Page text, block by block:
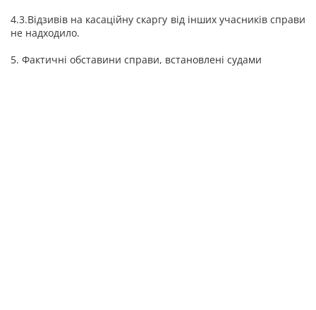
4.3.Відзивів на касаційну скаргу від інших учасників справи
не надходило.
5. Фактичні обставини справи, встановлені судами